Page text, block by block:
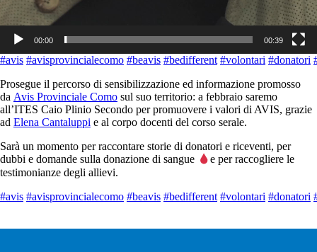
00:00 00:39
#avis #avisprovincialecomo #beavis #bedifferent #volontari #donatori
Prosegue il percorso di sensibilizzazione ed informazione promosso
da Avis Provinciale Como sul suo territorio: a febbraio saremo
all’ITES Caio Plinio Secondo per promuovere i valori di AVIS, grazie
ad Elena Cantaluppi e al corpo docenti del corso serale.
Sarà un momento per raccontare storie di donatori e riceventi, per
dubbi e domande sulla donazione di sangue
e per raccogliere le
testimonianze degli allievi.
#avis #avisprovincialecomo #beavis #bedifferent #volontari #donatori